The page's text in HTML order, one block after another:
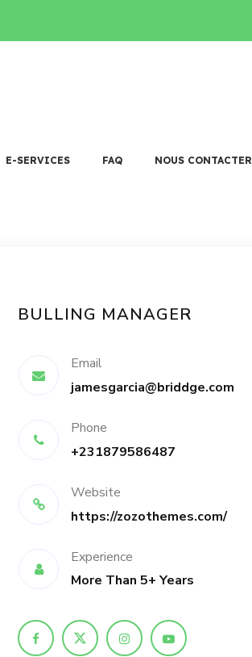
E-SERVICES FAQ NOUS CONTACTER
BULLING MANAGER
Email
jamesgarcia@briddge.com
Phone
+231879586487
Website
https://zozothemes.com/
Experience
More Than 5+ Years